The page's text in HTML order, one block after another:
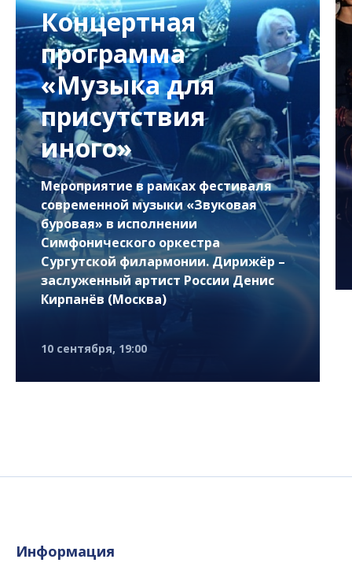
Концертная
программа
«Музыка для
присутствия
иного»
Мероприятие в рамках фестиваля
современной музыки «Звуковая
буровая» в исполнении
Симфонического оркестра
Сургутской филармонии. Дирижёр –
заслуженный артист России Денис
Кирпанёв (Москва)
10 сентября, 19:00
Информация